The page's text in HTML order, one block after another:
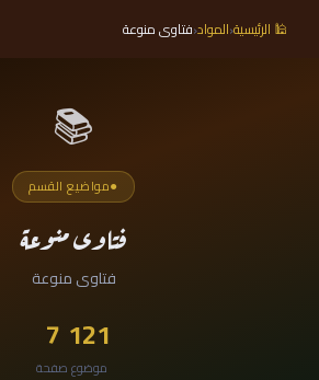
🕌 الرئيسية‹المواد‹فتاوى منوعة
📚
●مواضيع القسم
فتاوى منوعة
فتاوى منوعة
121
موضوع
7
صفحة